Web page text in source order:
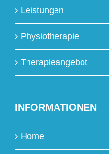
Leistungen
Physiotherapie
Therapieangebot
INFORMATIONEN
Home